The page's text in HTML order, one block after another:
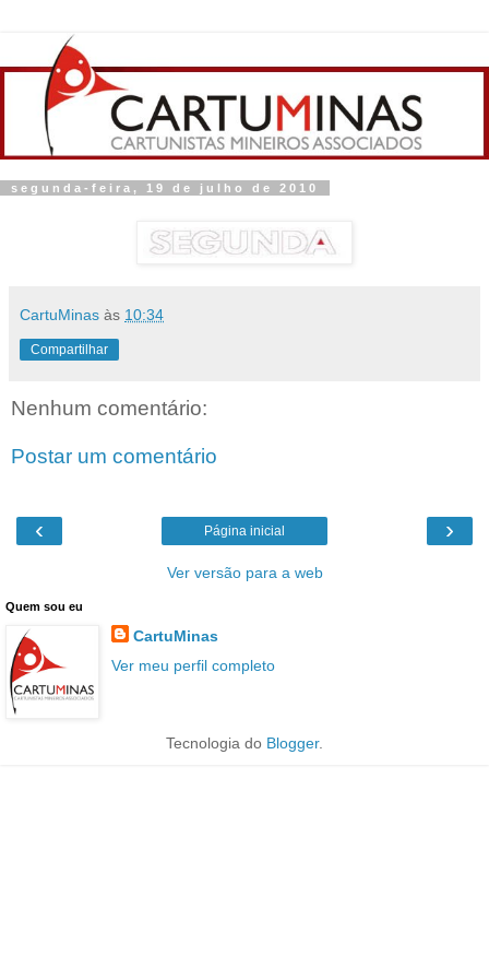
segunda-feira, 19 de julho de 2010
CartuMinas às 10:34
Compartilhar
Nenhum comentário:
Postar um comentário
‹ ›
Página inicial
Ver versão para a web
Quem sou eu
CartuMinas
Ver meu perfil completo
Tecnologia do Blogger.